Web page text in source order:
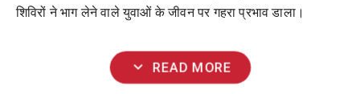
शिविरों ने भाग लेने वाले युवाओं के जीवन पर गहरा प्रभाव डाला।
expand_more READ MORE